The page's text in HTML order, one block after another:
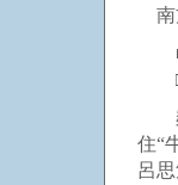
南
■
□
鄰
住“
呂